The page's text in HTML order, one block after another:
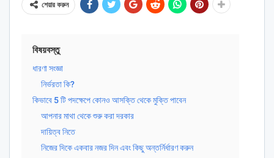
শেয়ার করুন
বিষয়বস্তু
ধারণা সংজ্ঞা
নির্ভরতা কি?
কিভাবে 5 টি পদক্ষেপে কোনও আসক্তি থেকে মুক্তি পাবেন
আপনার মাথা থেকে শুরু করা দরকার
দায়িত্ব নিতে
নিজের দিকে একবার নজর দিন এবং কিছু অন্তর্নির্ধারণ করুন